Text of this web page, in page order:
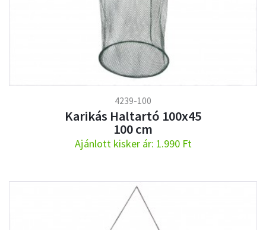
4239-100
Karikás Haltartó 100x45
100 cm
Ajánlott kisker ár: 1.990 Ft